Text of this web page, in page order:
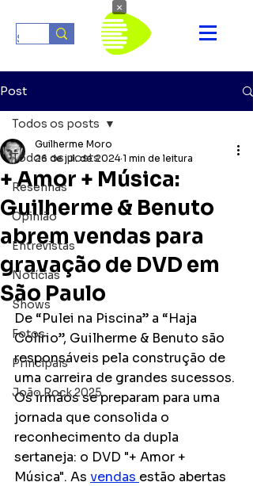
Post
Todos os posts
Resenhas
Opinião
Entrevistas
Notícias
Shows
Fotos
Principais
João Rock 2025
Todos os posts
+ Amor + Música:
Guilherme & Benuto
abrem vendas para
gravação de DVD em
São Paulo
Guilherme Moro
26 de jul. de 2024 1 min de leitura
De “Pulei na Piscina” a “Haja
Colírio”, Guilherme & Benuto são
responsáveis pela construção de
uma carreira de grandes sucessos.
Os irmãos se preparam para uma
jornada que consolida o
reconhecimento da dupla
sertaneja: o DVD "+ Amor +
Música". As vendas estão abertas
×